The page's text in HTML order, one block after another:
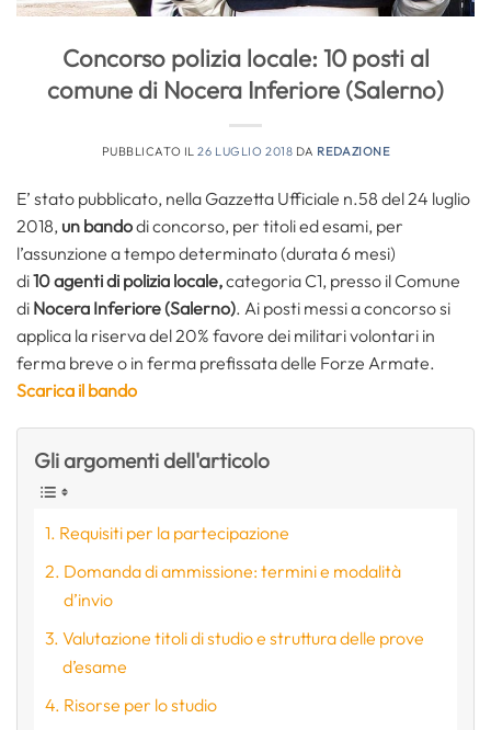
Concorso polizia locale: 10 posti al
comune di Nocera Inferiore (Salerno)
PUBBLICATO IL26 LUGLIO 2018 DA REDAZIONE
E’ stato pubblicato, nella Gazzetta Ufficiale n.58 del 24 luglio
2018, un bandodi concorso, per titoli ed esami, per
l’assunzione a tempo determinato (durata 6 mesi)
di10agenti di polizia locale,categoria C1, presso il Comune
di Nocera Inferiore (Salerno). Ai posti messi a concorso si
applica la riserva del 20% favore dei militari volontari in
ferma breve o in ferma prefissata delle Forze Armate.
Scarica il bando
Gli argomenti dell'articolo
Requisiti per la partecipazione
Domanda di ammissione: termini e modalità
d’invio
Valutazione titoli di studio e struttura delle prove
d’esame
Risorse per lo studio